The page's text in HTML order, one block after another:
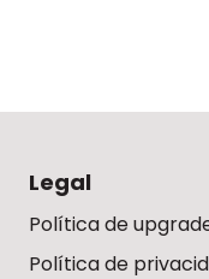
Legal
Política de
Política de